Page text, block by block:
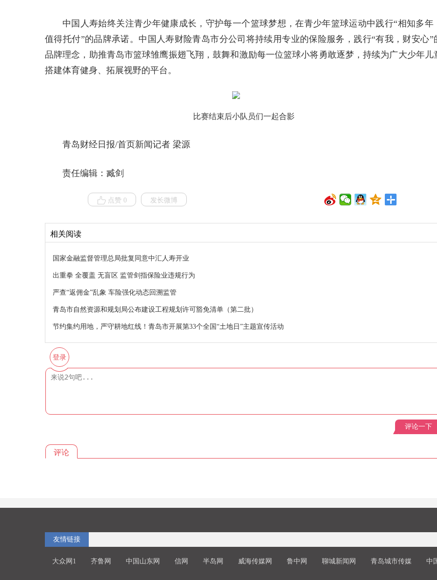
中国人寿始终关注青少年健康成长，守护每一个篮球梦想，在青少年篮球运动中践行“相知多年
值得托付”的品牌承诺。中国人寿财险青岛市分公司将持续用专业的保险服务，践行“有我，财安心”
品牌理念，助推青岛市篮球雏鹰振翅飞翔，鼓舞和激励每一位篮球小将勇敢逐梦，持续为广大少年儿
搭建体育健身、拓展视野的平台。
比赛结束后小队员们一起合影
青岛财经日报/首页新闻记者 梁源
责任编辑：臧剑
点赞 0 发长微博
相关阅读
国家金融监督管理总局批复同意中汇人寿开业
出重拳 全覆盖 无盲区 监管剑指保险业违规行为
严查“返佣金”乱象 车险强化动态回溯监管
青岛市自然资源和规划局公布建设工程规划许可豁免清单（第二批）
节约集约用地，严守耕地红线！青岛市开展第33个全国“土地日”主题宣传活动
登录
评论一下
评论
友情链接
大众网1 齐鲁网 中国山东网 信网 半岛网 威海传媒网 鲁中网 聊城新闻网 青岛城市传媒 中